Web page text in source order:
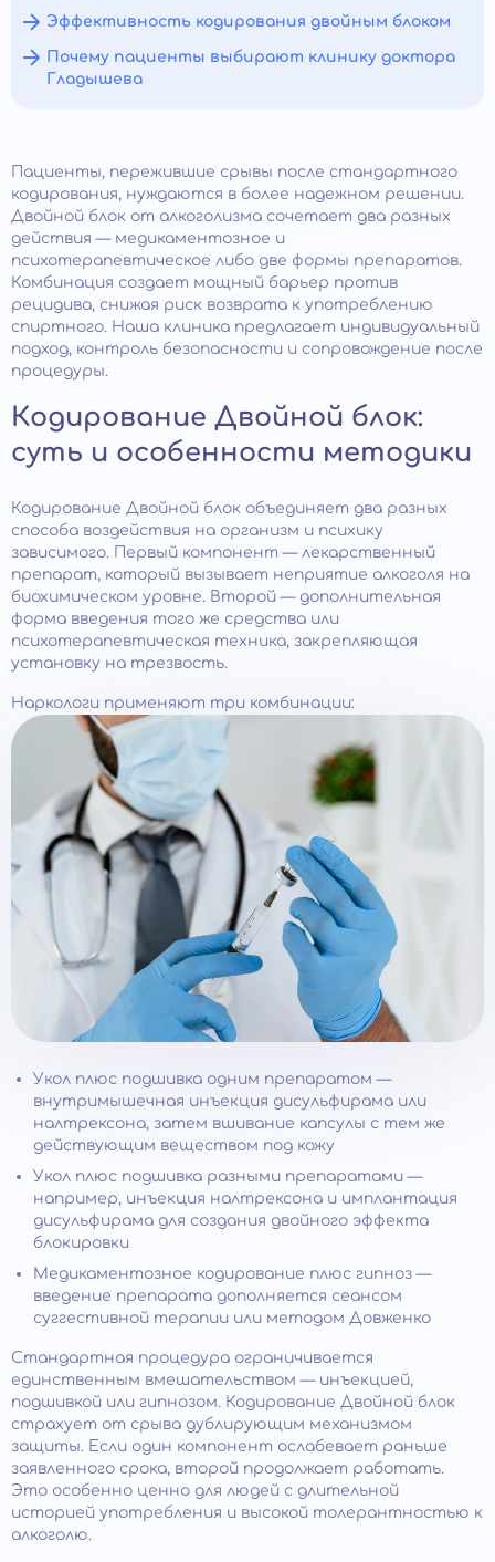
Эффективность кодирования двойным блоком
Почему пациенты выбирают клинику доктора
Гладышева
Пациенты, пережившие срывы после стандартного
кодирования, нуждаются в более надежном решении.
Двойной блок от алкоголизма сочетает два разных
действия — медикаментозное и
психотерапевтическое либо две формы препаратов.
Комбинация создает мощный барьер против
рецидива, снижая риск возврата к употреблению
спиртного. Наша клиника предлагает индивидуальный
подход, контроль безопасности и сопровождение после
процедуры.
Кодирование Двойной блок:
суть и особенности методики
Кодирование Двойной блок объединяет два разных
способа воздействия на организм и психику
зависимого. Первый компонент — лекарственный
препарат, который вызывает неприятие алкоголя на
биохимическом уровне. Второй — дополнительная
форма введения того же средства или
психотерапевтическая техника, закрепляющая
установку на трезвость.
Наркологи применяют три комбинации:
Укол плюс подшивка одним препаратом —
внутримышечная инъекция дисульфирама или
налтрексона, затем вшивание капсулы с тем же
действующим веществом под кожу
Укол плюс подшивка разными препаратами —
например, инъекция налтрексона и имплантация
дисульфирама для создания двойного эффекта
блокировки
Медикаментозное кодирование плюс гипноз —
введение препарата дополняется сеансом
суггестивной терапии или методом Довженко
Стандартная процедура ограничивается
единственным вмешательством — инъекцией,
подшивкой или гипнозом. Кодирование Двойной блок
страхует от срыва дублирующим механизмом
защиты. Если один компонент ослабевает раньше
заявленного срока, второй продолжает работать.
Это особенно ценно для людей с длительной
историей употребления и высокой толерантностью к
алкоголю.